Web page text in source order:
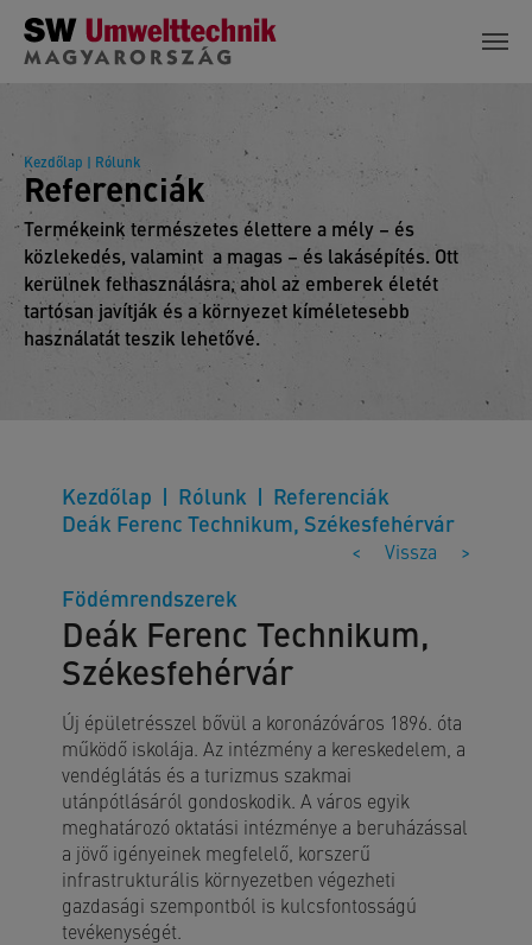
Skip to main content
Kezdőlap | Rólunk
Referenciák
Termékeink természetes élettere a mély – és
közlekedés, valamint a magas – és lakásépítés. Ott
kerülnek felhasználásra, ahol az emberek életét
tartósan javítják és a környezet kíméletesebb
használatát teszik lehetővé.
Kezdőlap Rólunk
Referenciák
Deák Ferenc Technikum, Székesfehérvár
< Vissza >
Födémrendszerek
Deák Ferenc Technikum,
Székesfehérvár
Új épületrésszel bővül a koronázóváros 1896. óta
működő iskolája. Az intézmény a kereskedelem, a
vendéglátás és a turizmus szakmai
utánpótlásáról gondoskodik. A város egyik
meghatározó oktatási intézménye a beruházással
a jövő igényeinek megfelelő, korszerű
infrastrukturális környezetben végezheti
gazdasági szempontból is kulcsfontosságú
tevékenységét.